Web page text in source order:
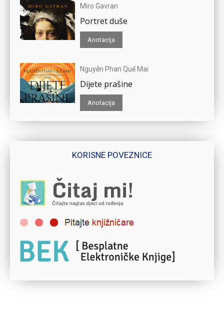
Miro Gavran
Portret duše
Anotacija
Nguyễn Phan Quế Mai
Dijete prašine
Anotacija
KORISNE POVEZNICE